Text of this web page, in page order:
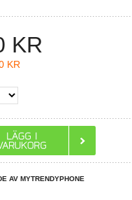
KR
KR
AV MYTRENDYPHONE